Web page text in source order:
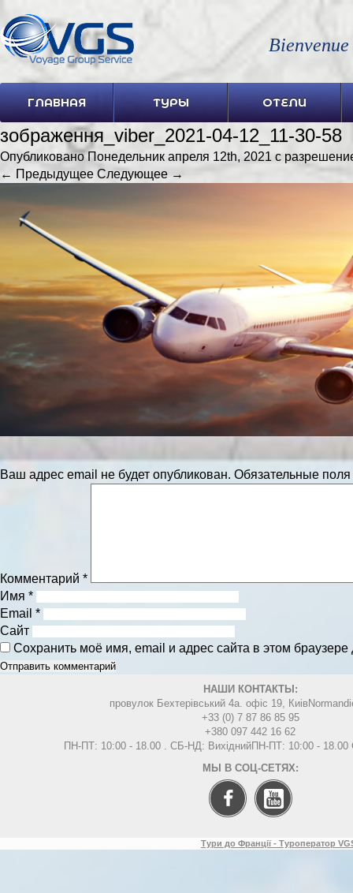
ГЛАВНАЯ ТУРЫ ОТЕЛИ
зображення_viber_2021-04-12_11-30-58
ОпубликованоПонедельник апреля 12th, 2021 с
← Предыдущее Следующее →
Ваш адрес email не будет опубликован. Обязательные
Комментарий *
Имя *
Email *
Сайт
Сохранить моё имя, email и адрес сайта в этом
НАШИ КОНТАКТЫ:
провулок Бехтерівський 4а. офіс 19, Киів
+33 (0) 7 87 86 85 95
+380 097 442 16 62
ПН-ПТ: 10:00 - 18.00 . СБ-НД: ВихіднийПН-ПТ: 10:00 -
МЫ В СОЦ-СЕТЯХ:
Тури до Франції - Туроператор